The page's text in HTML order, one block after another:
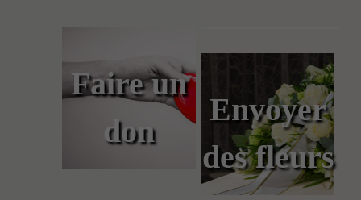
Faire un
don
Envoyer
des fleurs